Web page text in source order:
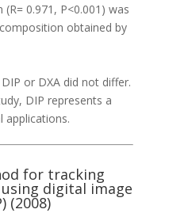
0.971, P<0.001) was
obtained by
or DXA did not differ.
DIP represents a
applications.
for tracking
digital image
(2008)